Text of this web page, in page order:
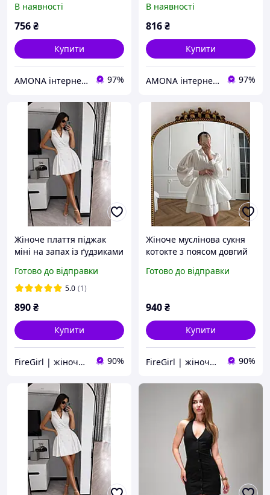
подолом та пояском,
ретро стиль
В наявності
756₴
Купити
AMONA інтернет-магазин модного одягу 97%
подолу, батал великі
розміри
В наявності
816₴
Купити
AMONA інтернет-магазин модного одягу 97%
Жіноче плаття піджак
міні на запах із ґудзиками
рожеве бежеве
Готово до відправки
5.0 (1)
890₴
Купити
FireGirl | жіночий одяг 90%
Жіноче муслінова сукня
котокте з поясом довгий
білий шоколадний
Готово до відправки
940₴
Купити
FireGirl | жіночий одяг 90%